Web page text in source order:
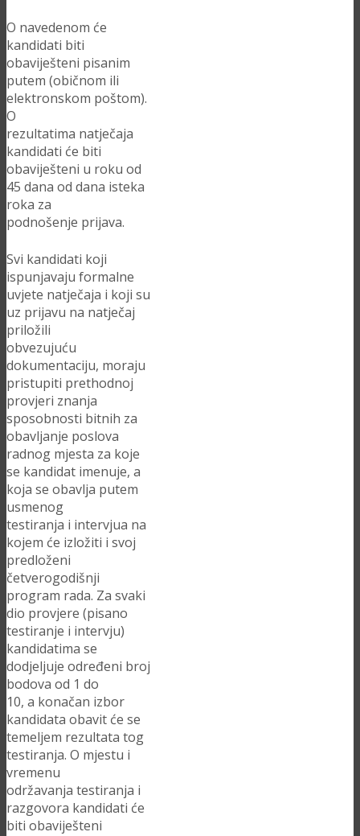
O navedenom će
kandidati biti
obaviješteni pisanim
putem (običnom ili
elektronskom poštom).
O
rezultatima natječaja
kandidati će biti
obaviješteni u roku od
45 dana od dana isteka
roka za
podnošenje prijava.
Svi kandidati koji
ispunjavaju formalne
uvjete natječaja i koji su
uz prijavu na natječaj
priložili
obvezujuću
dokumentaciju, moraju
pristupiti prethodnoj
provjeri znanja
sposobnosti bitnih za
obavljanje poslova
radnog mjesta za koje
se kandidat imenuje, a
koja se obavlja putem
usmenog
testiranja i intervjua na
kojem će izložiti i svoj
predloženi
četverogodišnji
program rada. Za svaki
dio provjere (pisano
testiranje i intervju)
kandidatima se
dodjeljuje određeni broj
bodova od 1 do
10, a konačan izbor
kandidata obavit će se
temeljem rezultata tog
testiranja. O mjestu i
vremenu
održavanja testiranja i
razgovora kandidati će
biti obaviješteni